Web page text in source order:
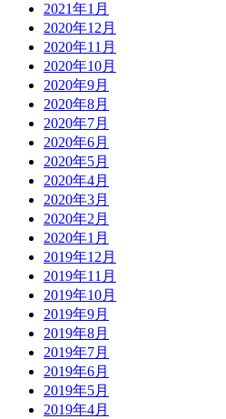
2021年1月
2020年12月
2020年11月
2020年10月
2020年9月
2020年8月
2020年7月
2020年6月
2020年5月
2020年4月
2020年3月
2020年2月
2020年1月
2019年12月
2019年11月
2019年10月
2019年9月
2019年8月
2019年7月
2019年6月
2019年5月
2019年4月